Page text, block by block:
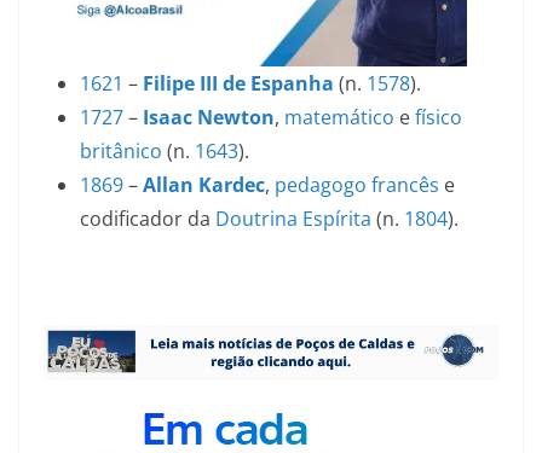
1621 – Filipe III de Espanha (n. 1578).
1727– Isaac Newton, matemático efísico
britânico (n. 1643).
1869–Allan Kardec, pedagogo francês e
codificador da Doutrina Espírita (n. 1804).